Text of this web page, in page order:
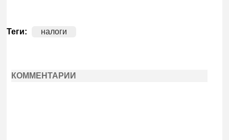
Теги: налоги
КОММЕНТАРИИ